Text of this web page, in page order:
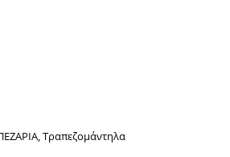
,Τραπεζομάντηλα